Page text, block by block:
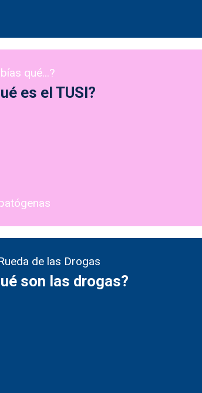
qué...?
es el TUSI?
de las Drogas
son las drogas?